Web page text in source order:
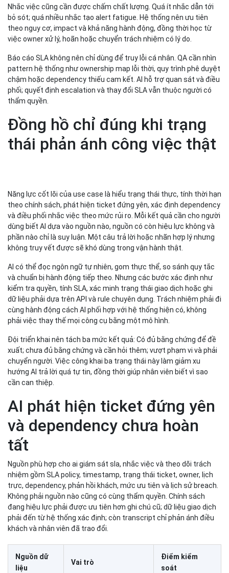
Nhắc việc cũng cần được chấm chất lượng. Quá ít nhắc dẫn tới
bỏ sót; quá nhiều nhắc tạo alert fatigue. Hệ thống nên ưu tiên
theo nguy cơ, impact và khả năng hành động, đồng thời học từ
việc owner xử lý, hoãn hoặc chuyển trách nhiệm có lý do.
Báo cáo SLA không nên chỉ dùng để truy lỗi cá nhân. QA cần nhìn
pattern hệ thống như ownership map lỗi thời, quy trình phê duyệt
chậm hoặc dependency thiếu cam kết. AI hỗ trợ quan sát và điều
phối; quyết định escalation và thay đổi SLA vẫn thuộc người có
thẩm quyền.
Đồng hồ chỉ đúng khi trạng
thái phản ánh công việc thật
Năng lực cốt lõi của use case là hiểu trạng thái thực, tính thời hạn
theo chính sách, phát hiện ticket đứng yên, xác định dependency
và điều phối nhắc việc theo mức rủi ro. Mỗi kết quả cần cho người
dùng biết AI dựa vào nguồn nào, nguồn có còn hiệu lực không và
phần nào chỉ là suy luận. Một câu trả lời hoặc nhãn hợp lý nhưng
không truy vết được sẽ khó dùng trong vận hành thật.
AI có thể đọc ngôn ngữ tự nhiên, gom thực thể, so sánh quy tắc
và chuẩn bị hành động tiếp theo. Nhưng các bước xác định như
kiểm tra quyền, tính SLA, xác minh trạng thái giao dịch hoặc ghi
dữ liệu phải dựa trên API và rule chuyên dụng. Trách nhiệm phải đi
cùng hành động cách AI phối hợp với hệ thống hiện có, không
phải việc thay thế mọi công cụ bằng một mô hình.
Đội triển khai nên tách ba mức kết quả: Có đủ bằng chứng để đề
xuất; chưa đủ bằng chứng và cần hỏi thêm; vượt phạm vi và phải
chuyển người. Việc công khai ba trạng thái này làm giảm xu
hướng AI trả lời quá tự tin, đồng thời giúp nhân viên biết vì sao
cần can thiệp.
AI phát hiện ticket đứng yên
và dependency chưa hoàn
tất
Nguồn phù hợp cho ai giám sát sla, nhắc việc và theo dõi trách
nhiệm gồm SLA policy, timestamp, trạng thái ticket, owner, lịch
trực, dependency, phản hồi khách, mức ưu tiên và lịch sử breach.
Không phải nguồn nào cũng có cùng thẩm quyền. Chính sách
đang hiệu lực phải được ưu tiên hơn ghi chú cũ; dữ liệu giao dịch
phải đến từ hệ thống xác định; còn transcript chỉ phản ánh điều
khách và nhân viên đã trao đổi.
Nguồn dữ
liệu
Vai trò
Điểm kiểm
soát